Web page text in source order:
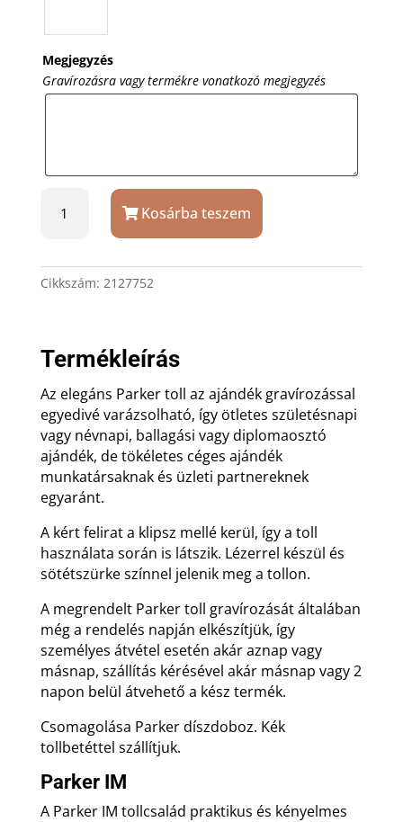
Megjegyzés
Gravírozásra vagy termékre vonatkozó megjegyzés
Ezüstszürke
Parker
gravírozással
Kosárba teszem
Cikkszám: 2127752
Termékleírás
Az elegáns Parker toll az ajándék gravírozással
egyedivé varázsolható, így ötletes születésnapi
vagy névnapi, ballagási vagy diplomaosztó
ajándék, de tökéletes céges ajándék
munkatársaknak és üzleti partnereknek
egyaránt.
A kért felirat a klipsz mellé kerül, így a toll
használata során is látszik. Lézerrel készül és
sötétszürke színnel jelenik meg a tollon.
A megrendelt Parker toll gravírozását általában
még a rendelés napján elkészítjük, így
személyes átvétel esetén akár aznap vagy
másnap, szállítás kérésével akár másnap vagy 2
napon belül átvehető a kész termék.
Csomagolása Parker díszdoboz. Kék
tollbetéttel szállítjuk.
Parker IM
A Parker IM tollcsalád praktikus és kényelmes